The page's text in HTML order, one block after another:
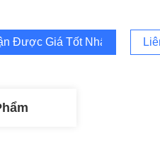
Được Giá Tốt Nhất